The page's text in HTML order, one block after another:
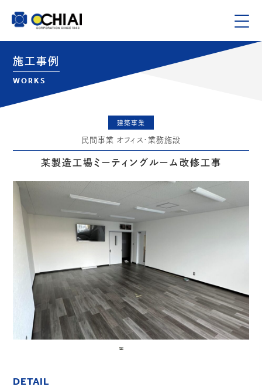
施工事例
WORKS
建築事業
民間事業 オフィス・業務施設
某製造工場ミーティングルーム改修工事
DETAIL